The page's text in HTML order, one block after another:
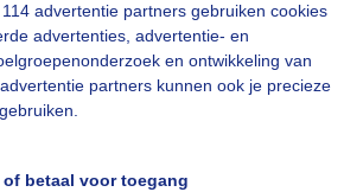
advertentie partners gebruiken cookies
advertenties, advertentie- en
en ontwikkeling van
partners kunnen ook je precieze
betaal voor toegang